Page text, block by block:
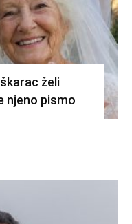
želi
njeno pismo